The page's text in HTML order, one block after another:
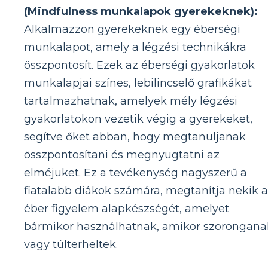
(Mindfulness munkalapok gyerekeknek):
Alkalmazzon gyerekeknek egy éberségi
munkalapot, amely a légzési technikákra
összpontosít. Ezek az éberségi gyakorlatok
munkalapjai színes, lebilincselő grafikákat
tartalmazhatnak, amelyek mély légzési
gyakorlatokon vezetik végig a gyerekeket,
segítve őket abban, hogy megtanuljanak
összpontosítani és megnyugtatni az
elméjüket. Ez a tevékenység nagyszerű a
fiatalabb diákok számára, megtanítja nekik
éber figyelem alapkészségét, amelyet
bármikor használhatnak, amikor
vagy túlterheltek.